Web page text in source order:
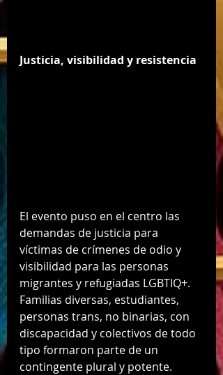
Justicia, visibilidad y resistencia
El evento puso en el centro las
demandas de justicia para
víctimas de crímenes de odio y
visibilidad para las personas
migrantes y refugiadas LGBTIQ+.
Familias diversas, estudiantes,
personas trans, no binarias, con
discapacidad y colectivos de todo
tipo formaron parte de un
contingente plural y potente.